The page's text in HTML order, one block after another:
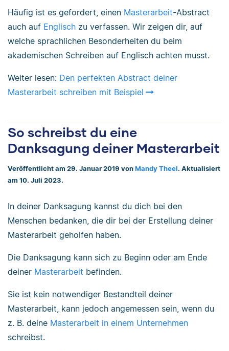
Häufig ist es gefordert, einen Masterarbeit-Abstract
auch auf Englisch zu verfassen. Wir zeigen dir, auf
welche sprachlichen Besonderheiten du beim
akademischen Schreiben auf Englisch achten musst.
Weiter lesen: Den perfekten Abstract deiner
Masterarbeit schreiben mit Beispiel
So schreibst du eine
Danksagung deiner Masterarbeit
Veröffentlicht am 29. Januar 2019 von Mandy Theel. Aktualisiert
am 10. Juli 2023.
In deiner Danksagung kannst du dich bei den
Menschen bedanken, die dir bei der Erstellung deiner
Masterarbeit geholfen haben.
Die Danksagung kann sich zu Beginn oder am Ende
deiner Masterarbeit befinden.
Sie ist kein notwendiger Bestandteil deiner
Masterarbeit, kann jedoch angemessen sein, wenn du
z. B. deine Masterarbeit in einem Unternehmen
schreibst.